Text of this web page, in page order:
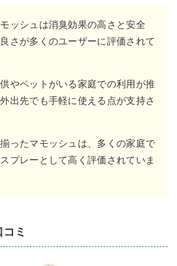
ッシュは消臭効果の高さと安全
さが多くのユーザーに評価されて
やペットがいる家庭での利用が推
出先でも手軽に使える点が支持さ
ったマモッシュは、多くの家庭で
プレーとして高く評価されていま
ミ